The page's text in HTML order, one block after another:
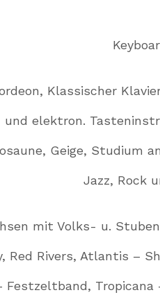
Klassischer
und elektron.
Geige, Studium
Jazz, Rock
mit Volks- u.
Red Rivers, Atlantis –
Festzeltband, Tropicana